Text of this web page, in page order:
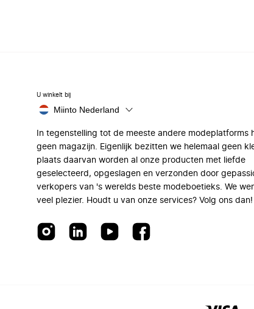
U winkelt bij
Miinto Nederland
In tegenstelling tot de meeste andere modeplatforms
geen magazijn. Eigenlijk bezitten we helemaal geen
plaats daarvan worden al onze producten met liefde
geselecteerd, opgeslagen en verzonden door
verkopers van 's werelds beste modeboetieks. We
veel plezier. Houdt u van onze services? Volg ons dan!